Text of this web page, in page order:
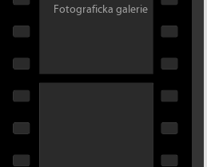
Fotograficka galerie